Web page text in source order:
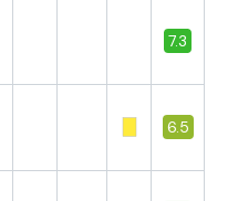
7.3
6.5